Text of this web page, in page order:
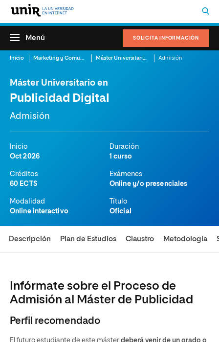
SOLICITA INFORMACIÓN
Menú
Inicio Marketing y Comunicación Máster Universitario en Publicidad Digital Admisión
Máster Universitario en
Publicidad Digital
Admisión
Inicio
Oct 2026
Duración
1 curso
Créditos
60 ECTS
Exámenes
Online y/o presenciales
Modalidad
Online interactivo
Título
Oficial
Descripción Plan de Estudios Claustro Metodología
Infórmate sobre el Proceso de
Admisión al Máster de Publicidad
Perfil recomendado
El futuro estudiante de este máster deberá venir de un grado o